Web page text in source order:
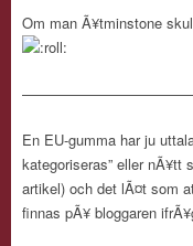
Om man Ã¥tminstone
En EU-gumma har ju
kategoriseras” eller nÃ¥tt
artikel) och det lÃ¤t som
finnas pÃ¥ bloggaren